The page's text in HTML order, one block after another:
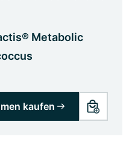
Metabolic
kaufen